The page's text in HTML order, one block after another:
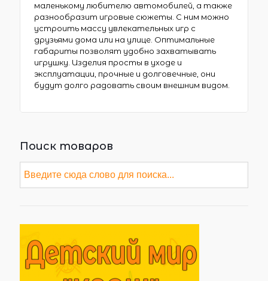
маленькому любителю автомобилей, а также
разнообразит игровые сюжеты. С ним можно
устроить массу увлекательных игр с
друзьями дома или на улице. Оптимальные
габариты позволят удобно захватывать
игрушку. Изделия просты в уходе и
эксплуатации, прочные и долговечные, они
будут долго радовать своим внешним видом.
Поиск товаров